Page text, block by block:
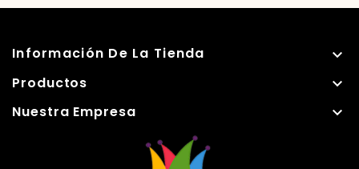
Información De La Tienda 
Productos 
Nuestra Empresa 